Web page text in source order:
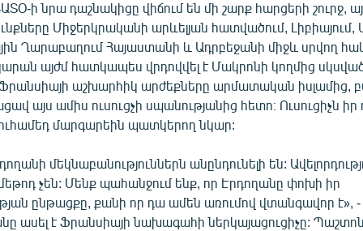
ի նրա դաշնակիցը վիճում են մի շարք հարցերի շուրջ,
Միջերկրականի արևելյան հատվածում, Լիբիայում,
Ղարաբաղում Հայաստանի և Ադրբեջանի միջև սրվող
այժմ հատկապես վրդովվել է Մակրոնի կողմից
աշխարհիկ արժեքները արմատական իսլամից,
այս ամիս ուսուցչի սպանությանից հետո։ Ուսուցիչն
մարգարեին պատկերող նկար:
մեկնաբանություններն անընդունելի են:
չեն: Մենք պահանջում ենք, որ Էրդողանը փոխի իր
ընթացքը, քանի որ դա ամեն առումով վտանգավոր է»,
ասել է Ֆրանսիայի նախագահի ներկայացուցիչը: